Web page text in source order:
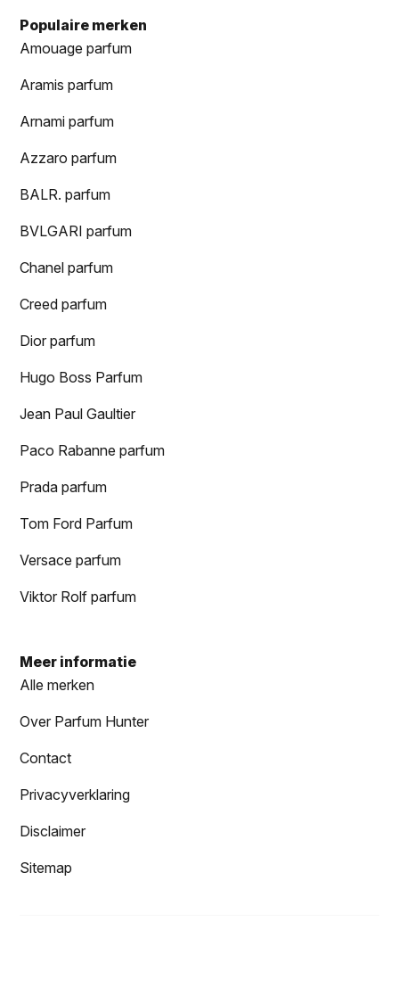
Populaire merken
Amouage parfum
Aramis parfum
Arnami parfum
Azzaro parfum
BALR. parfum
BVLGARI parfum
Chanel parfum
Creed parfum
Dior parfum
Hugo Boss Parfum
Jean Paul Gaultier
Paco Rabanne parfum
Prada parfum
Tom Ford Parfum
Versace parfum
Viktor Rolf parfum
Meer informatie
Alle merken
Over Parfum Hunter
Contact
Privacyverklaring
Disclaimer
Sitemap